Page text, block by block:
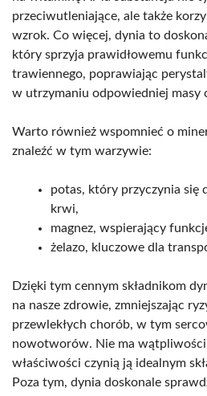
przeciwutleniające, ale także
wzrok. Co więcej, dynia to
który sprzyja prawidłowemu
trawiennego, poprawiając
w utrzymaniu odpowiedniej masy
Warto również wspomnieć o
znaleźć w tym warzywie:
potas, który przyczynia się
krwi,
magnez, wspierający
żelazo, kluczowe dla
Dzięki tym cennym składnikom
na nasze zdrowie, zmniejszając
przewlekłych chorób, w tym
nowotworów. Nie ma
właściwości czynią ją idealnym
Poza tym, dynia doskonale